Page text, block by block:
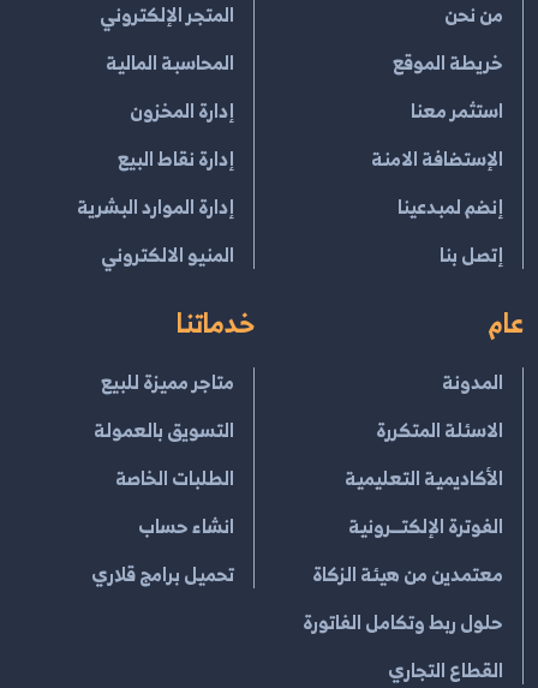
من نحن
خريطة الموقع
استثمر معنا
الإستضافة الامنة
إنضم لمبدعينا
إتصل بنا
المتجر الإلكتروني
المحاسبة المالية
إدارة المخزون
إدارة نقاط البيع
إدارة الموارد البشرية
المنيو الالكتروني
عام
المدونة
الاسئلة المتكررة
الأكاديمية التعليمية
الفوترة الإلكتــرونية
معتمدين من هيئة الزكاة
حلول ربط وتكامل الفاتورة
القطاع التجاري
خدماتنا
متاجر مميزة للبيع
التسويق بالعمولة
الطلبات الخاصة
انشاء حساب
تحميل برامج قلاري